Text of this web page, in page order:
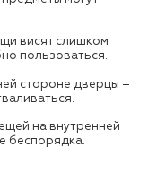
висят слишком
пользоваться.
стороне дверцы –
на внутренней
беспорядка.